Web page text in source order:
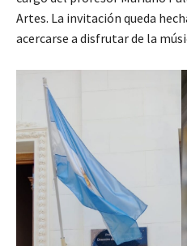
Artes. La invitación queda
acercarse a disfrutar de la